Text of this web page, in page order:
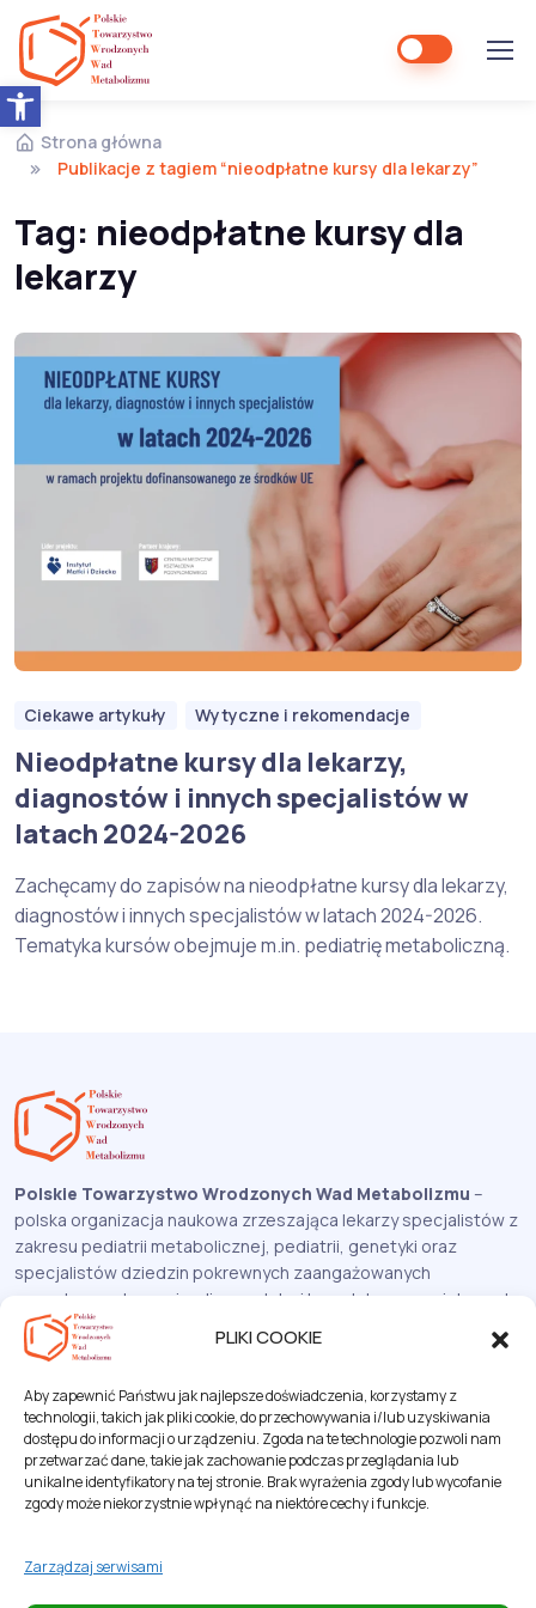
Open toolbar
PLIKI COOKIE
Aby zapewnić Państwu jak najlepsze doświadczenia, korzystamy z
technologii, takich jak pliki cookie, do przechowywania i/lub uzyskiwania
dostępu do informacji o urządzeniu. Zgoda na te technologie pozwoli nam
przetwarzać dane, takie jak zachowanie podczas przeglądania lub
unikalne identyfikatory na tej stronie. Brak wyrażenia zgody lub wycofanie
zgody może niekorzystnie wpłynąć na niektóre cechy i funkcje.
Zarządzaj serwisami
Strona główna
Publikacje z tagiem “nieodpłatne kursy dla lekarzy”
Tag: nieodpłatne kursy dla
lekarzy
Ciekawe artykuły Wytyczne i rekomendacje
Nieodpłatne kursy dla lekarzy,
diagnostów i innych specjalistów w
latach 2024-2026
Zachęcamy do zapisów na nieodpłatne kursy dla lekarzy,
diagnostów i innych specjalistów w latach 2024-2026.
Tematyka kursów obejmuje m.in. pediatrię metaboliczną.
Polskie Towarzystwo Wrodzonych Wad Metabolizmu –
polska organizacja naukowa zrzeszająca lekarzy specjalistów z
zakresu pediatrii metabolicznej, pediatrii, genetyki oraz
specjalistów dziedzin pokrewnych zaangażowanych
zawodowo w leczenie, diagnostykę i kompleksową opiekę nad
chorymi na wrodzone wady metabolizmu.
Subskrybuj
Nawigacja
Ważne linki